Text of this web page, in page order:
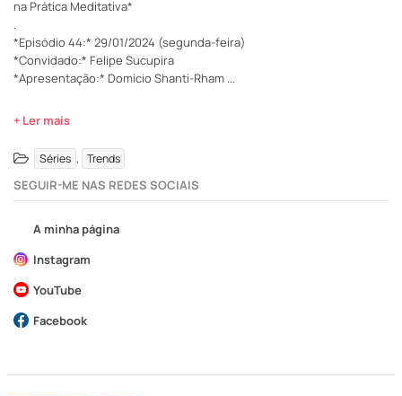
na Prática Meditativa*
.
*Episódio 44:* 29/01/2024 (segunda-feira)
*Convidado:* Felipe Sucupira
*Apresentação:* Domício Shanti-Rham ...
+ Ler mais
Séries , Trends
SEGUIR-ME NAS REDES SOCIAIS
A minha página
Instagram
YouTube
Facebook